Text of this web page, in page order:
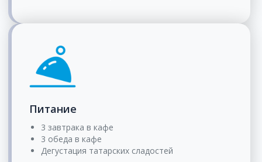
Питание
3 завтрака в кафе
3 обеда в кафе
Дегустация татарских сладостей